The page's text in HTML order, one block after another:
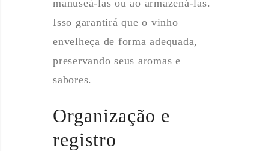
manuseá-las ou ao armazená-las.
Isso garantirá que o vinho
envelheça de forma adequada,
preservando seus aromas e
sabores.
Organização e
registro